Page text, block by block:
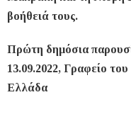
βοήθειά τους.
Πρώτη δημόσια
13.09.2022, Γραφείο
Ελλάδα